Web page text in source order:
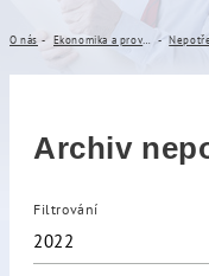
Archiv
O nás
Archiv
Filtrování
2022